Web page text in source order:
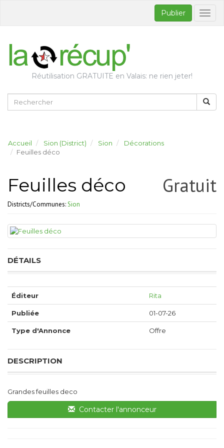
Publier
Réutilisation GRATUITE en Valais: ne rien jeter!
Accueil Sion (District) Sion
Décorations
Feuilles déco
Gratuit
Feuilles déco
Districts/Communes:Sion
DÉTAILS
Éditeur Rita
Publiée 01-07-26
Type d'Annonce Offre
DESCRIPTION
Grandes feuilles deco
Contacter l'annonceur